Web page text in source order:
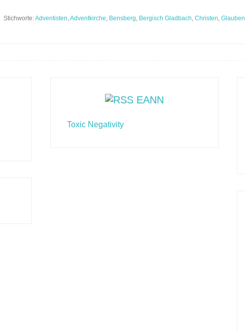
Stichworte:Adventisten,Adventkirche, Bensberg, Bergisch Gladbach, Christen, Glauben
EANN
Toxic Negativity